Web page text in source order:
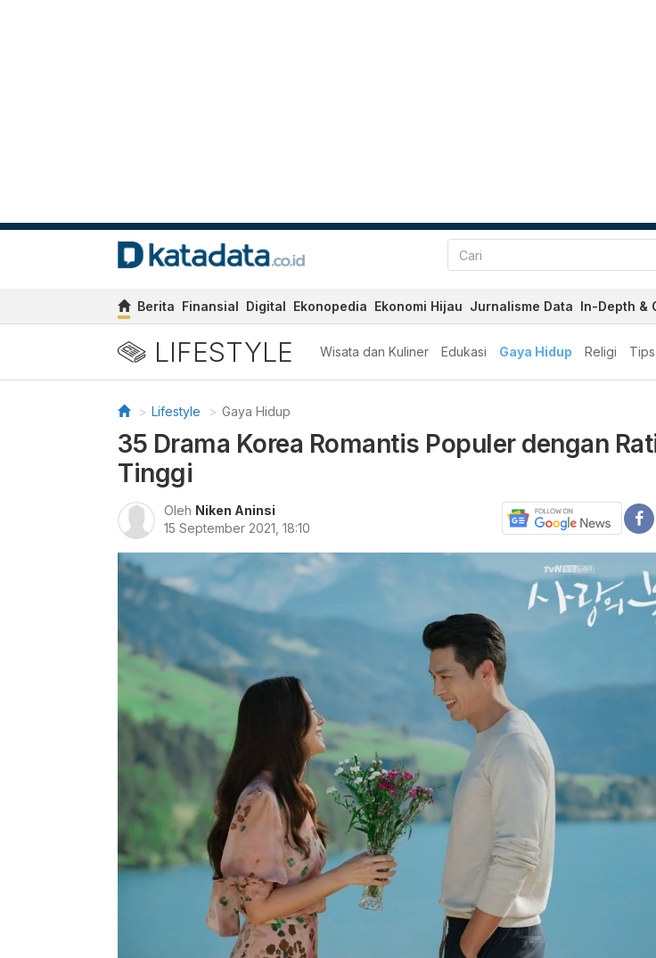
Berita Finansial Digital Ekonopedia Ekonomi Hijau Jurnalisme Data In-Depth &
LIFESTYLE Wisata dan Kuliner Edukasi Gaya Hidup Religi
Lifestyle Gaya Hidup
35 Drama Korea Romantis Populer dengan
Tinggi
Oleh Niken Aninsi
15 September 2021, 18:10